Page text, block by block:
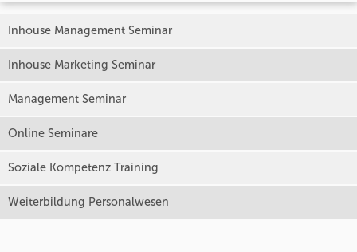
Inhouse Management Seminar
Inhouse Marketing Seminar
Management Seminar
Online Seminare
Soziale Kompetenz Training
Weiterbildung Personalwesen